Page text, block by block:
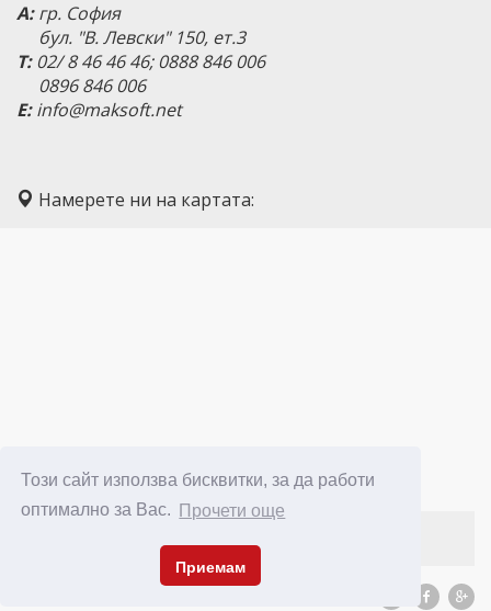
Този сайт използва бисквитки, за да работи
оптимално за Вас.
Прочети още
Приемам
A:гр. София
бул. "В. Левски" 150, ет.3
T:02/ 8 46 46 46; 0888 846 006
0896 846 006
E:info@maksoft.net
Намерете ни на картата: